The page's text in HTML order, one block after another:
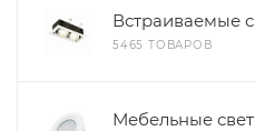
Встраиваемые
5465 ТОВАРОВ
Мебельные